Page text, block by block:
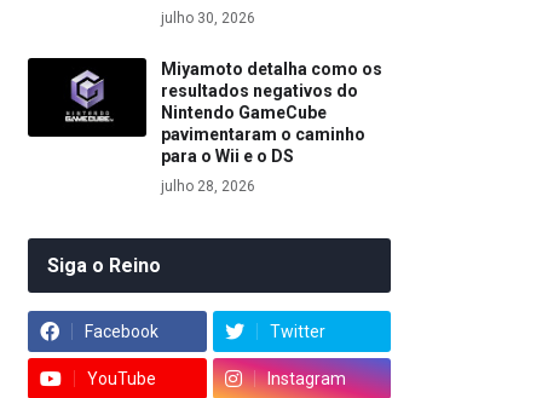
julho 30, 2026
Miyamoto detalha como os
resultados negativos do
Nintendo GameCube
pavimentaram o caminho
para o Wii e o DS
julho 28, 2026
Siga o Reino
Facebook Twitter
YouTube Instagram